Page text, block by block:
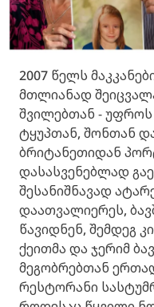
2007 წელს
მთლიანად
შვილებთან -
ტყუპთან, შონთან
ბრიტანეთიდან
დასასვენებლად
შესანიშნავად
დაათვალიერეს,
წავიდნენ, შემდეგ
ქეითმა და ჯერიმ
მეგობრებთან
რესტორანი